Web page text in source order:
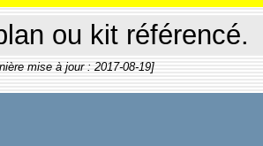
ou kit référencé.
mise à jour : 2017-08-19]